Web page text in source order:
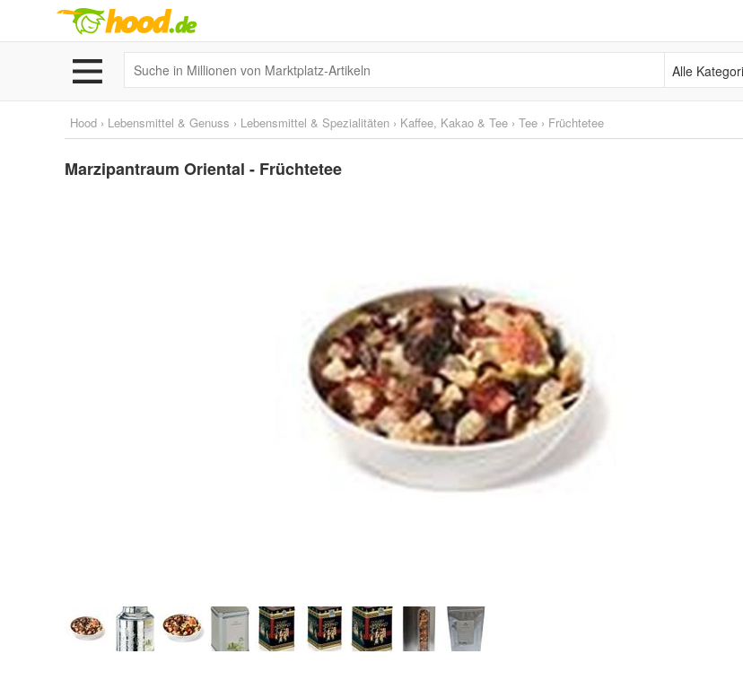
Alle Kategorien
Hood › Lebensmittel & Genuss › Lebensmittel & Spezialitäten › Kaffee, Kakao & Tee › Tee › Früchtetee
Marzipantraum Oriental - Früchtetee